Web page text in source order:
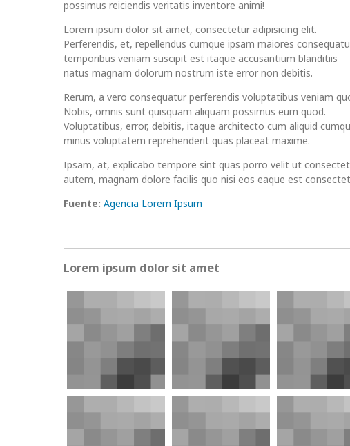
possimus reiciendis veritatis inventore animi!
Lorem ipsum dolor sit amet, consectetur adipisicing elit.
Perferendis, et, repellendus cumque ipsam maiores
temporibus veniam suscipit est itaque accusantium blanditiis
natus magnam dolorum nostrum iste error non debitis.
Rerum, a vero consequatur perferendis voluptatibus veniam
Nobis, omnis sunt quisquam aliquam possimus eum quod.
Voluptatibus, error, debitis, itaque architecto cum aliquid
minus voluptatem reprehenderit quas placeat maxime.
Ipsam, at, explicabo tempore sint quas porro velit ut
autem, magnam dolore facilis quo nisi eos eaque est
Fuente: Agencia Lorem Ipsum
Lorem ipsum dolor sit amet